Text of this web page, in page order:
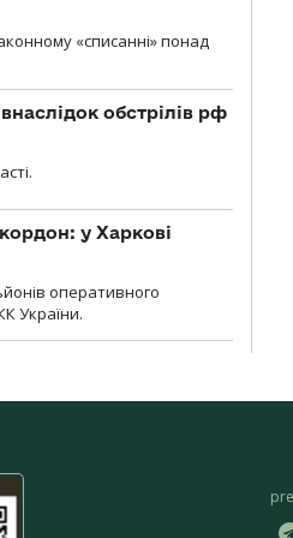
«списанні» понад
обстрілів рф
у Харкові
оперативного
України.